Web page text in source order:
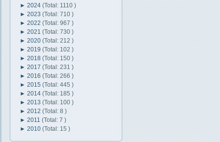
► 2024 (Total: 1110 )
► 2023 (Total: 710 )
► 2022 (Total: 967 )
► 2021 (Total: 730 )
► 2020 (Total: 212 )
► 2019 (Total: 102 )
► 2018 (Total: 150 )
► 2017 (Total: 231 )
► 2016 (Total: 266 )
► 2015 (Total: 445 )
► 2014 (Total: 185 )
► 2013 (Total: 100 )
► 2012 (Total: 8 )
► 2011 (Total: 7 )
► 2010 (Total: 15 )